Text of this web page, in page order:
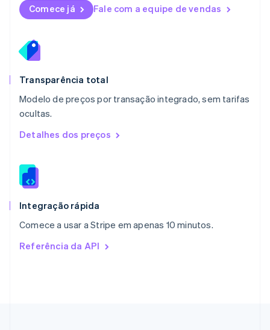
Comece já Fale com a equipe de vendas
Transparência total
Modelo de preços por transação integrado, sem tarifas
ocultas.
Detalhes dos preços
Integração rápida
Comece a usar a Stripe em apenas 10 minutos.
Referência da API
English
México
Noruega
English
English
NederlandsEnglish
Polônia
English
RAE de Hong Kong, China
Reino Unido
English
English
English